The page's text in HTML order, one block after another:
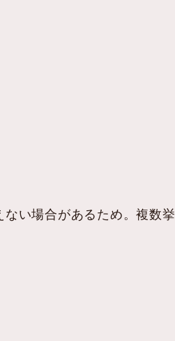
い場合があるため。複数挙